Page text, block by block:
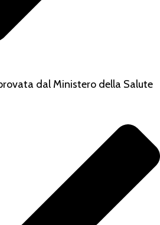
dal Ministero della Salute